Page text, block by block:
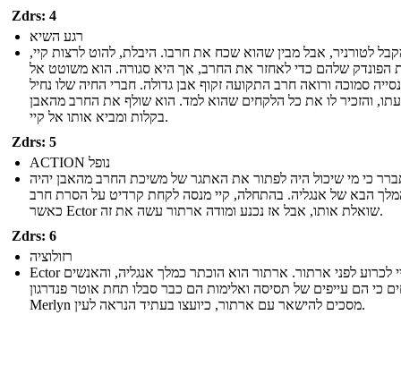
Zdrs: 4
רגע השיא
לטורניר, אבל מבין שהוא שכח את חרבו. היבלת, להוט לרצות קיי,
הפונדק שלהם כדי לאחזר את החרב, אך היא סגורה. הוא משוטט אל
סמוכה ורואה חרב התקועה זקוף אבן גדולה. חברי החיה שלו נחיל
והזכיר לו את כל הלקחים שהוא למד. הוא שולף את החרב מהאבן
בקלות ומביא אותו אל קיי.
Zdrs: 5
ACTION נופל
כי מי שיכול היה לפתור את האתגר של משיכת החרב מהאבן יהיה
הבא של אנגליה. בהתחלה, קיי מנסה לקחת קרדיט על הסרת חרב
כאשר Ector שואלת אותו, אבל אז נכנע ומודה ארתור עשה את זה.
Zdrs: 6
רזולוציה
Ector וקיי לכרוע לפני ארתור. ארתור הוא הוכתר כמלך אנגליה, והאנשים
כי הם עייפים של תסיסה ואלימות הם כבר סבלו תחת אוטר פנדרגון.
Merlyn מסכים להישאר עם ארתור, כיועצו בעתיד הנראה לעין.